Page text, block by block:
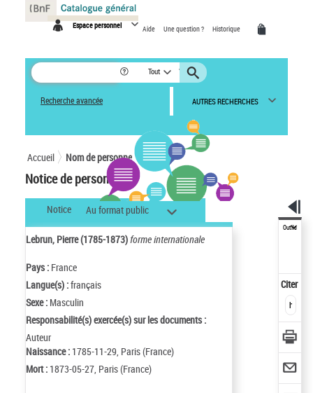
Espace personnel Aide Une question ? Historique
Tout
Recherche avancée AUTRES RECHERCHES
Accueil Nom de personne
Notice de personne
Notice Au format public
Lebrun, Pierre (1785-1873)forme internationale
Pays : France
Langue(s) :français
Sexe : Masculin
Responsabilité(s) exercée(s) sur les documents :
Auteur
Naissance : 1785-11-29, Paris (France)
Mort : 1873-05-27, Paris (France)
Outils
Citer
Panneau de gestion des cookies